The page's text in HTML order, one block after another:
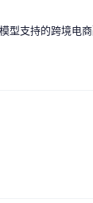
支持的跨境电